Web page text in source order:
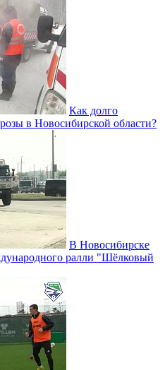
Как долго
в Новосибирской области?
В Новосибирске
ралли "Шёлковый